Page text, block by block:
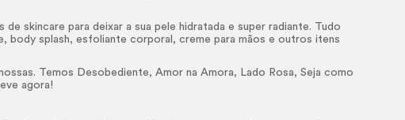
deskincare para deixar a sua pele hidratada e super radiante. Tudo
bodysplash, esfoliante corporal, creme para mãos e outros itens
Temos Desobediente, Amor na Amora, Lado Rosa, Seja como
agora!